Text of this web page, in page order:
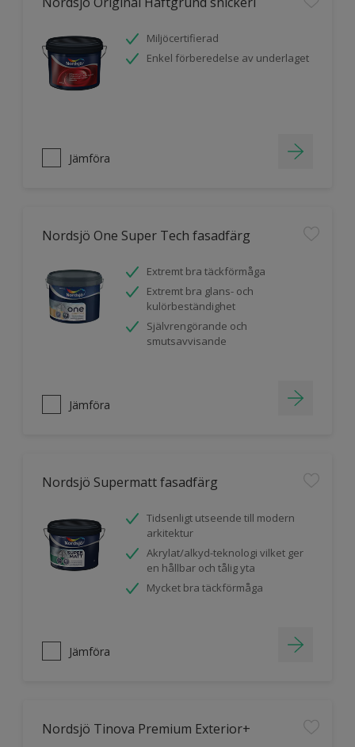
Miljöcertifierad
Enkel förberedelse av underlaget
Jämföra
Nordsjö One Super Tech fasadfärg
Extremt bra täckförmåga
Extremt bra glans- och
kulörbeständighet
Självrengörande och
smutsavvisande
Jämföra
Nordsjö Supermatt fasadfärg
Tidsenligt utseende till modern
arkitektur
Akrylat/alkyd-teknologi vilket ger
en hållbar och tålig yta
Mycket bra täckförmåga
Jämföra
Nordsjö Tinova Premium Exterior+